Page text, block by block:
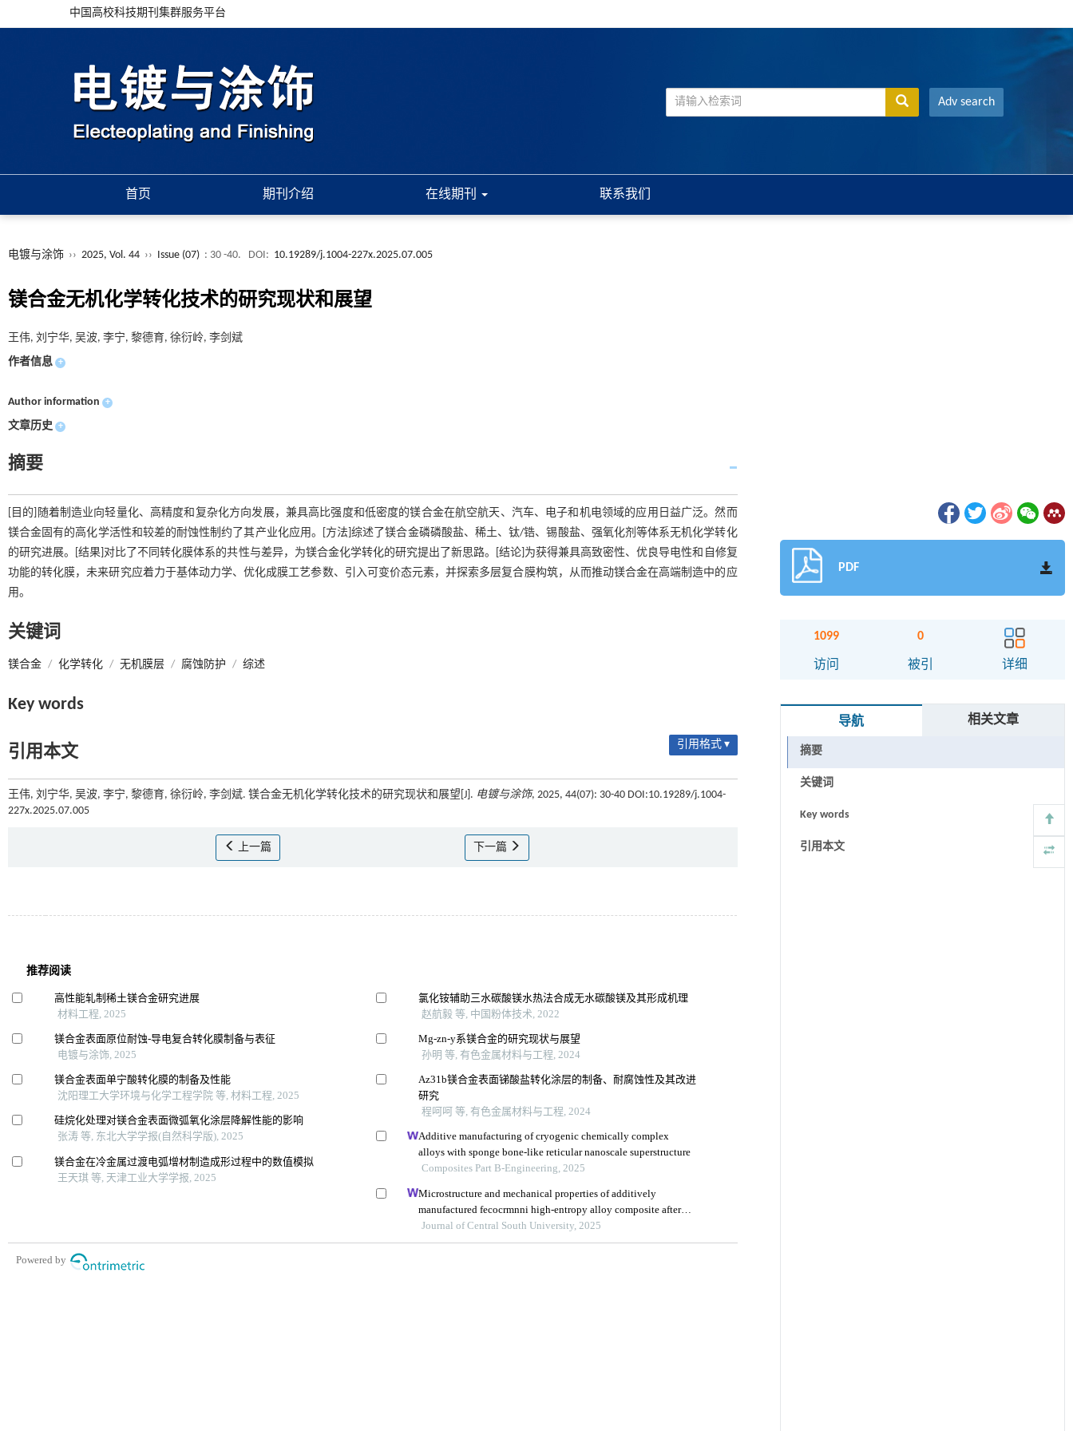
中国高校科技期刊集群服务平台
Adv search
首页 期刊介绍 在线期刊 联系我们
电镀与涂饰 ›› 2025, Vol. 44 ›› Issue (07) : 30 -40. DOI: 10.19289/j.1004-227x.2025.07.005
镁合金无机化学转化技术的研究现状和展望
王伟, 刘宁华, 吴波, 李宁, 黎德育, 徐衍岭, 李剑斌
作者信息 +
Author information +
文章历史 +
摘要
[目的]随着制造业向轻量化、高精度和复杂化方向发展，兼具高比强度和低密度的镁合金在航空航天、汽车、电子和机电领域的应用日益广泛。然而
镁合金固有的高化学活性和较差的耐蚀性制约了其产业化应用。[方法]综述了镁合金磷磷酸盐、稀土、钛/锆、锡酸盐、强氧化剂等体系无机化学转化
的研究进展。[结果]对比了不同转化膜体系的共性与差异，为镁合金化学转化的研究提出了新思路。[结论]为获得兼具高致密性、优良导电性和自修复
功能的转化膜，未来研究应着力于基体动力学、优化成膜工艺参数、引入可变价态元素，并探索多层复合膜构筑，从而推动镁合金在高端制造中的应
用。
关键词
镁合金 / 化学转化 / 无机膜层 / 腐蚀防护 / 综述
Key words
引用本文 引用格式 ▾
王伟, 刘宁华, 吴波, 李宁, 黎德育, 徐衍岭, 李剑斌. 镁合金无机化学转化技术的研究现状和展望[J]. 电镀与涂饰, 2025, 44(07): 30-40 DOI:10.19289/j.1004-
227x.2025.07.005
上一篇 下一篇
PDF
1099
访问
0
被引 详细
导航 相关文章
摘要
关键词
Key words
引用本文